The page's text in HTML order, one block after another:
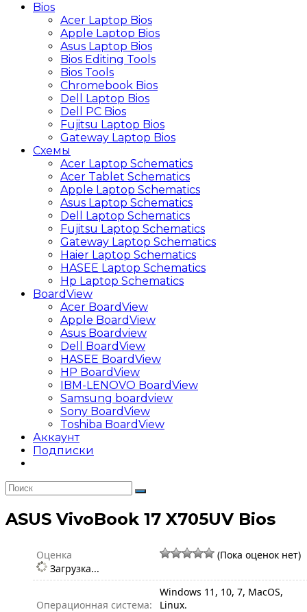
Bios
Acer Laptop Bios
Apple Laptop Bios
Asus Laptop Bios
Bios Editing Tools
Bios Tools
Chromebook Bios
Dell Laptop Bios
Dell PC Bios
Fujitsu Laptop Bios
Gateway Laptop Bios
Схемы
Acer Laptop Schematics
Acer Tablet Schematics
Apple Laptop Schematics
Asus Laptop Schematics
Dell Laptop Schematics
Fujitsu Laptop Schematics
Gateway Laptop Schematics
Haier Laptop Schematics
HASEE Laptop Schematics
Hp Laptop Schematics
BoardView
Acer BoardView
Apple BoardView
Asus Boardview
Dell BoardView
HASEE BoardView
HP BoardView
IBM-LENOVO BoardView
Samsung boardview
Sony BoardView
Toshiba BoardView
Аккаунт
Подписки
ASUS VivoBook 17 X705UV Bios
Оценка
(Пока оценок нет)
Загрузка...
Операционная система:
Windows 11, 10, 7, MacOS,
Linux.